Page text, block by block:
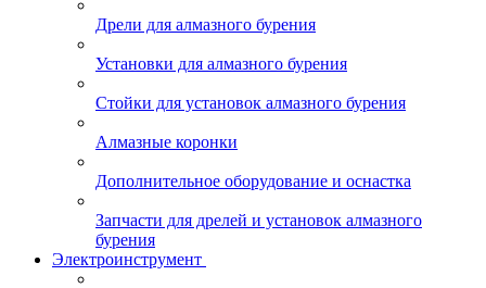
Дрели для алмазного бурения
Установки для алмазного бурения
Стойки для установок алмазного бурения
Алмазные коронки
Дополнительное оборудование и оснастка
Запчасти для дрелей и установок алмазного
бурения
Электроинструмент